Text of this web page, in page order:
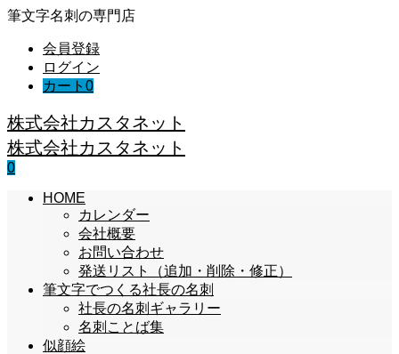
筆文字名刺の専門店
会員登録
ログイン
カート 0
株式会社カスタネット
株式会社カスタネット
0
HOME
カレンダー
会社概要
お問い合わせ
発送リスト（追加・削除・修正）
筆文字でつくる社長の名刺
社長の名刺ギャラリー
名刺ことば集
似顔絵